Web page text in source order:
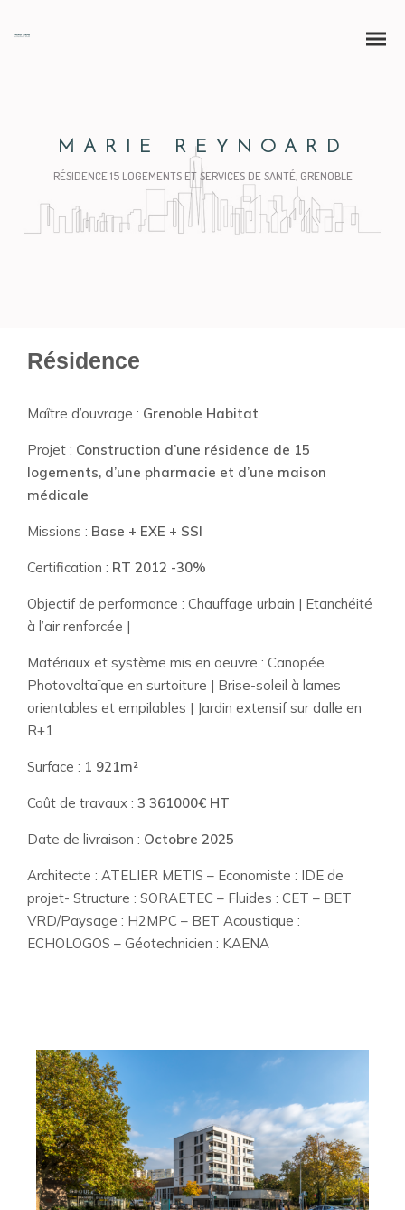
MARIE REYNOARD
RÉSIDENCE 15 LOGEMENTS ET SERVICES DE SANTÉ, GRENOBLE
Résidence
Maître d’ouvrage : Grenoble Habitat
Projet : Construction d’une résidence de 15
logements, d’une pharmacie et d’une maison
médicale
Missions : Base + EXE + SSI
Certification : RT 2012 -30%
Objectif de performance : Chauffage urbain | Etanchéité
à l’air renforcée |
Matériaux et système mis en oeuvre : Canopée
Photovoltaïque en surtoiture | Brise-soleil à lames
orientables et empilables | Jardin extensif sur dalle en
R+1
Surface : 1 921m²
Coût de travaux : 3 361000€ HT
Date de livraison : Octobre 2025
Architecte : ATELIER METIS – Economiste : IDE de
projet- Structure : SORAETEC – Fluides : CET – BET
VRD/Paysage : H2MPC – BET Acoustique :
ECHOLOGOS – Géotechnicien : KAENA